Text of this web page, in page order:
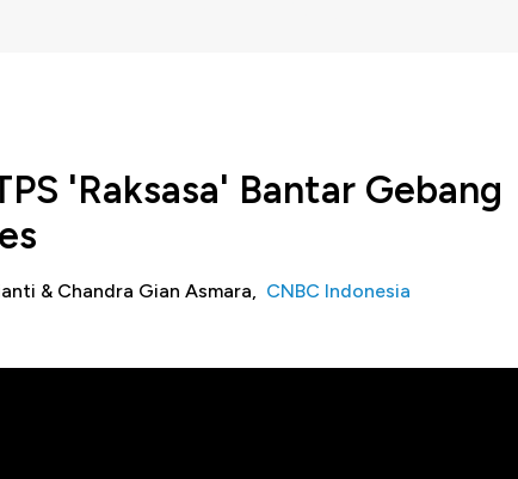
'Raksasa' Bantar Gebang
& Chandra Gian Asmara, CNBC Indonesia